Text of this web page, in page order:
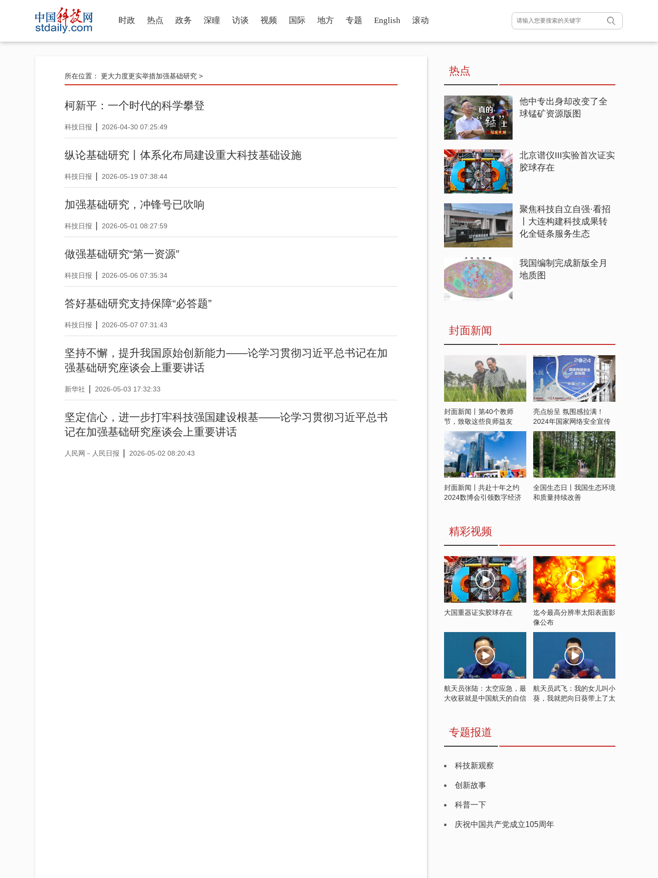
时政 热点 政务 深瞳 访谈 视频 国际 地方 专题 English 滚动
所在位置： 更大力度更实举措加强基础研究 >
柯新平：一个时代的科学攀登
科技日报 2026-04-30 07:25:49
纵论基础研究丨体系化布局建设重大科技基础设施
科技日报 2026-05-19 07:38:44
加强基础研究，冲锋号已吹响
科技日报 2026-05-01 08:27:59
做强基础研究“第一资源”
科技日报 2026-05-06 07:35:34
答好基础研究支持保障“必答题”
科技日报 2026-05-07 07:31:43
坚持不懈，提升我国原始创新能力——论学习贯彻习近平总书记在加
强基础研究座谈会上重要讲话
新华社 2026-05-03 17:32:33
坚定信心，进一步打牢科技强国建设根基——论学习贯彻习近平总书
记在加强基础研究座谈会上重要讲话
人民网－人民日报 2026-05-02 08:20:43
热点
他中专出身却改变了全
球锰矿资源版图
北京谱仪III实验首次证实
胶球存在
聚焦科技自立自强·看招
丨大连构建科技成果转
化全链条服务生态
我国编制完成新版全月
地质图
封面新闻
封面新闻丨第40个教师
节，致敬这些良师益友
亮点纷呈 氛围感拉满！
2024年国家网络安全宣传
周开启
封面新闻丨共赴十年之约
2024数博会引领数字经济
全国生态日丨我国生态环境
和质量持续改善
精彩视频
大国重器证实胶球存在
迄今最高分辨率太阳表面影
像公布
航天员张陆：太空应急，最
大收获就是中国航天的自信
航天员武飞：我的女儿叫小
葵，我就把向日葵带上了太
专题报道
科技新观察
创新故事
科普一下
庆祝中国共产党成立105周年